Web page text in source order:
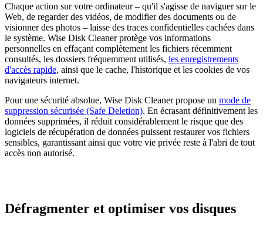
Chaque action sur votre ordinateur – qu'il s'agisse de naviguer sur le
Web, de regarder des vidéos, de modifier des documents ou de
visionner des photos – laisse des traces confidentielles cachées dans
le système. Wise Disk Cleaner protège vos informations
personnelles en effaçant complètement les fichiers récemment
consultés, les dossiers fréquemment utilisés, les enregistrements
d'accès rapide, ainsi que le cache, l'historique et les cookies de vos
navigateurs internet.
Pour une sécurité absolue, Wise Disk Cleaner propose un mode de
suppression sécurisée (Safe Deletion). En écrasant définitivement les
données supprimées, il réduit considérablement le risque que des
logiciels de récupération de données puissent restaurer vos fichiers
sensibles, garantissant ainsi que votre vie privée reste à l'abri de tout
accès non autorisé.
Défragmenter et optimiser vos disques